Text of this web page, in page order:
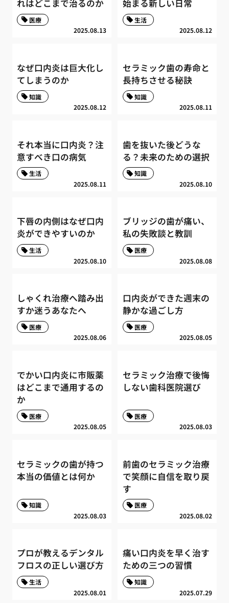
れはどこまで治るのか
2025.08.13
医療
始まる新しい日常
2025.08.12
生活
なぜ口内炎は巨大化し
てしまうのか
2025.08.12
知識
セラミック歯の寿命と
長持ちさせる秘訣
2025.08.11
知識
それ本当に口内炎？注
意すべき口の病気
2025.08.11
生活
歯を抜いた後どうな
る？未来のための選択
2025.08.10
知識
下唇の内側はなぜ口内
炎ができやすいのか
2025.08.10
生活
ブリッジの歯が痛い、
私の失敗談と教訓
2025.08.08
医療
しゃくれ治療へ踏み出
すか迷うあなたへ
2025.08.06
医療
口内炎ができた週末の
静かな過ごし方
2025.08.05
医療
でかい口内炎に市販薬
はどこまで通用するの
か
2025.08.05
医療
セラミック治療で後悔
しない歯科医院選び
2025.08.03
医療
セラミックの歯が持つ
本当の価値とは何か
2025.08.03
知識
前歯のセラミック治療
で笑顔に自信を取り戻
す
2025.08.02
医療
プロが教えるデンタル
フロスの正しい選び方
2025.08.01
生活
痛い口内炎を早く治す
ための三つの習慣
2025.07.29
知識